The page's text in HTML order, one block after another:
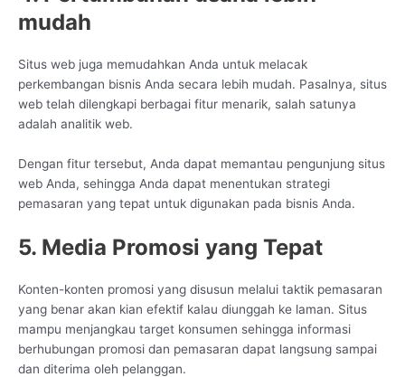
mudah
Situs web juga memudahkan Anda untuk melacak
perkembangan bisnis Anda secara lebih mudah. Pasalnya, situs
web telah dilengkapi berbagai fitur menarik, salah satunya
adalah analitik web.
Dengan fitur tersebut, Anda dapat memantau pengunjung situs
web Anda, sehingga Anda dapat menentukan strategi
pemasaran yang tepat untuk digunakan pada bisnis Anda.
5. Media Promosi yang Tepat
Konten-konten promosi yang disusun melalui taktik pemasaran
yang benar akan kian efektif kalau diunggah ke laman. Situs
mampu menjangkau target konsumen sehingga informasi
berhubungan promosi dan pemasaran dapat langsung sampai
dan diterima oleh pelanggan.